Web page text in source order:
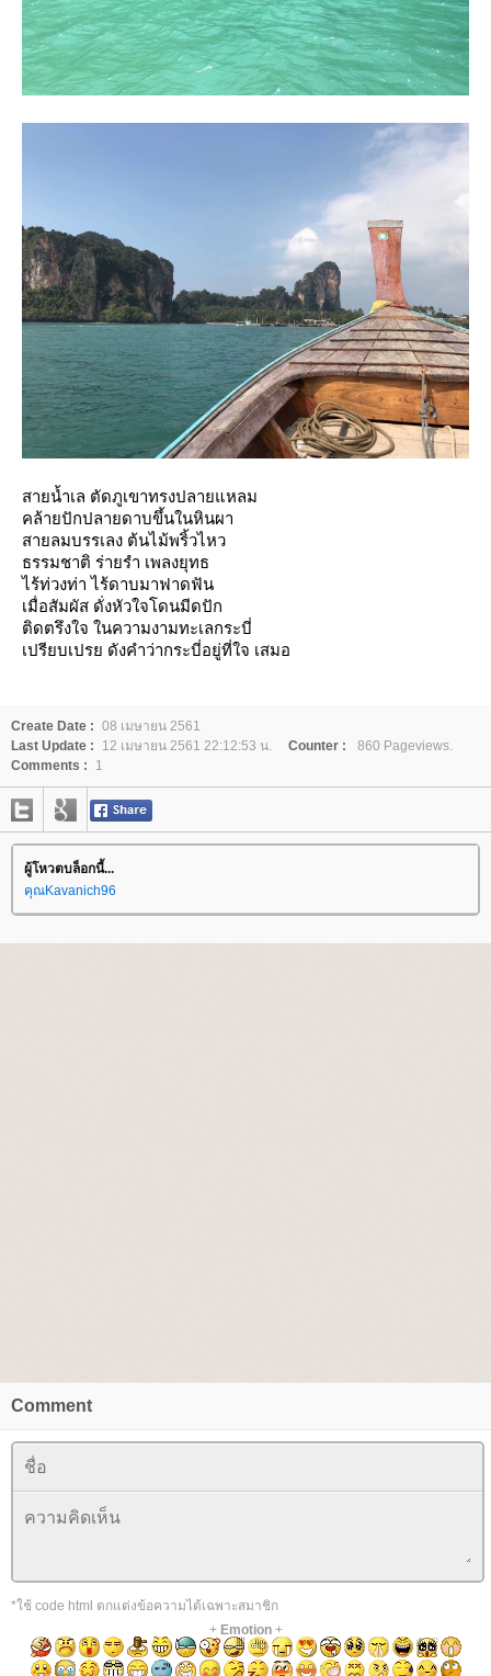
สายน้ำเล ตัดภูเขาทรงปลายแหลม
คล้ายปักปลายดาบขึ้นในหินผา
สายลมบรรเลง ต้นไม้พริ้วไหว
ธรรมชาติ ร่ายรำ เพลงยุทธ
ไร้ท่วงท่า ไร้ดาบมาฟาดฟัน
เมื่อสัมผัส ดั่งหัวใจโดนมีดปัก
ติดตรึงใจ ในความงามทะเลกระบี่
เปรียบเปรย ดังคำว่ากระบี่อยู่ที่ใจ เสมอ
Create Date : 08 เมษายน 2561
Last Update :
12 เมษายน 2561 22:12:53 น. Counter :
860 Pageviews.
Comments :
1
ผู้โหวตบล็อกนี้...
คุณKavanich96
Comment
*ใช้ code html ตกแต่งข้อความได้เฉพาะสมาชิก
+ Emotion+